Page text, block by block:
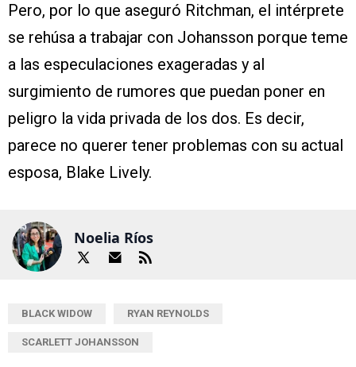
Pero, por lo que aseguró Ritchman, el intérprete
se rehúsa a trabajar con Johansson porque teme
a las especulaciones exageradas y al
surgimiento de rumores que puedan poner en
peligro la vida privada de los dos. Es decir,
parece no querer tener problemas con su actual
esposa, Blake Lively.
Noelia Ríos
BLACK WIDOW RYAN REYNOLDS
SCARLETT JOHANSSON